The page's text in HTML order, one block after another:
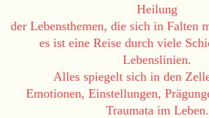
Heilung
der Lebensthemen, die sich in Falten
es ist eine Reise durch viele
Lebenslinien.
Alles spiegelt sich in den
Emotionen, Einstellungen,
Traumata im Leben.